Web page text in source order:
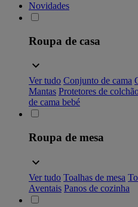
Novidades
Roupa de casa
Ver tudo Conjunto de cama
Mantas Protetores de
de cama bebé
Roupa de mesa
Ver tudo Toalhas de mesa
Aventais Panos de cozinha